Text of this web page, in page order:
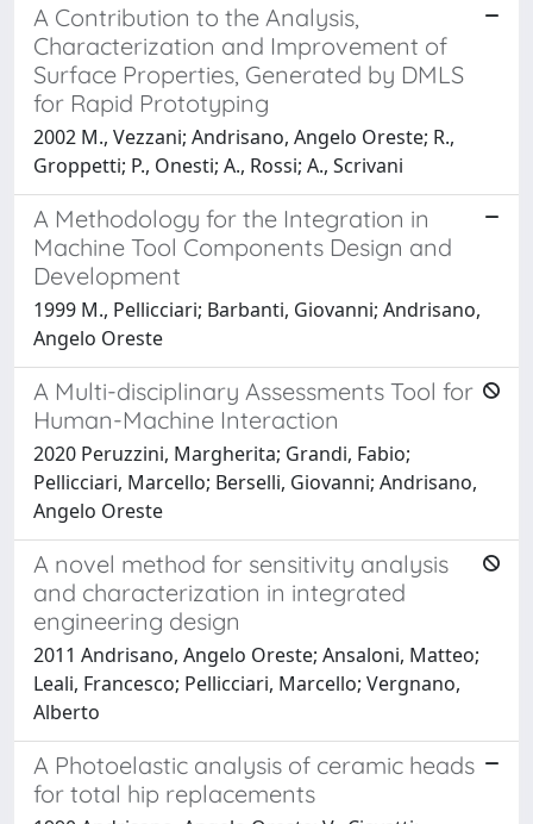
A Contribution to the Analysis,
Characterization and Improvement of
Surface Properties, Generated by DMLS
for Rapid Prototyping
2002 M., Vezzani; Andrisano, Angelo Oreste; R.,
Groppetti; P., Onesti; A., Rossi; A., Scrivani
A Methodology for the Integration in
Machine Tool Components Design and
Development
1999 M., Pellicciari; Barbanti, Giovanni; Andrisano,
Angelo Oreste
A Multi-disciplinary Assessments Tool for
Human-Machine Interaction
2020 Peruzzini, Margherita; Grandi, Fabio;
Pellicciari, Marcello; Berselli, Giovanni; Andrisano,
Angelo Oreste
A novel method for sensitivity analysis
and characterization in integrated
engineering design
2011 Andrisano, Angelo Oreste; Ansaloni, Matteo;
Leali, Francesco; Pellicciari, Marcello; Vergnano,
Alberto
A Photoelastic analysis of ceramic heads
for total hip replacements